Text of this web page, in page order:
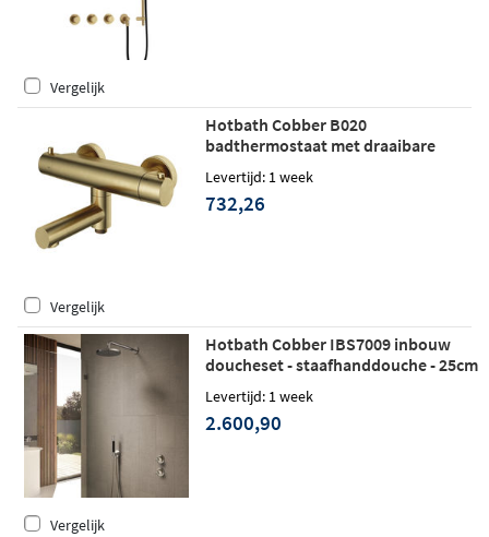
Vergelijk
Hotbath Cobber B020
badthermostaat met draaibare
Levertijd: 1 week
732,26
Vergelijk
Hotbath Cobber IBS7009 inbouw
doucheset - staafhanddouche - 25cm
glijstang - geborsteld messing
Levertijd: 1 week
2.600,90
Vergelijk